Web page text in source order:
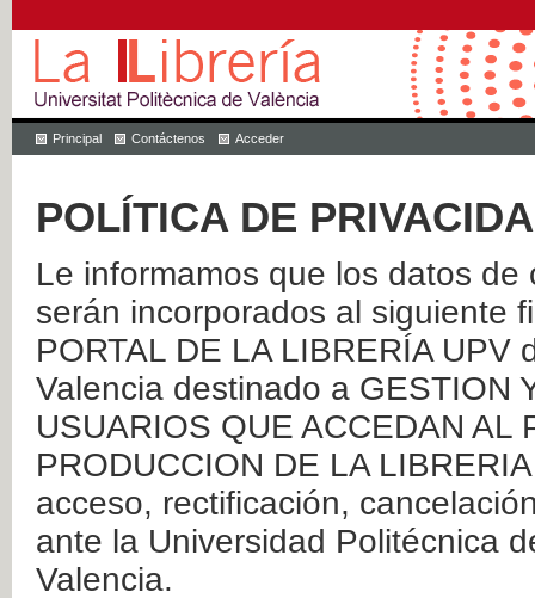
Principal Contáctenos Acceder
POLÍTICA DE
Le informamos que los datos
serán incorporados al siguiente
PORTAL DE LA LIBRERÍA
Valencia destinado a GESTION
USUARIOS QUE ACCEDAN AL
PRODUCCION DE LA
acceso, rectificación,
ante la Universidad Politécnica
Valencia.